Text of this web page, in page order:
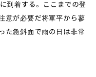
到着する。ここまでの登
意が必要だ将軍平から蓼
た急斜面で雨の日は非常